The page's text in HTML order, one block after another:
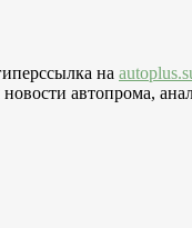
на
автопрома,